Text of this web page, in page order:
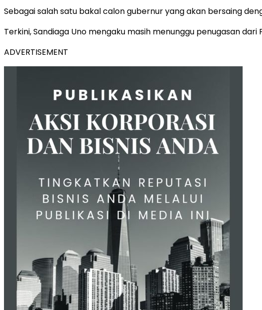
Sebagai salah satu bakal calon gubernur yang akan bersaing
Terkini, Sandiaga Uno mengaku masih menunggu penugasan
ADVERTISEMENT